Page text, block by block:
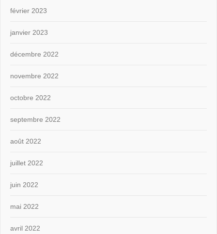
février 2023
janvier 2023
décembre 2022
novembre 2022
octobre 2022
septembre 2022
août 2022
juillet 2022
juin 2022
mai 2022
avril 2022